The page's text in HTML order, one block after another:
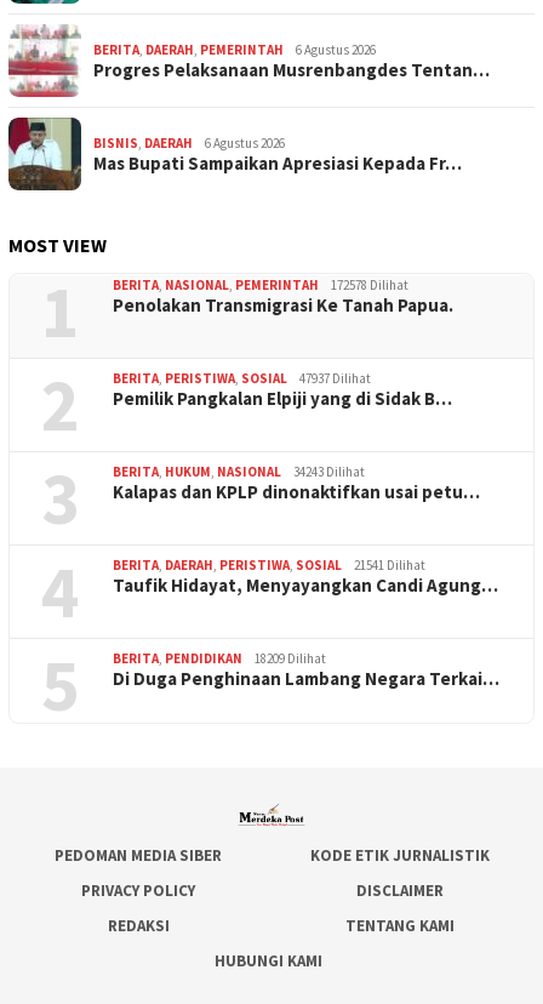
BERITA, DAERAH, PEMERINTAH 6 Agustus 2026
Progres Pelaksanaan Musrenbangdes Tentan…
BISNIS, DAERAH 6 Agustus 2026
Mas Bupati Sampaikan Apresiasi Kepada Fr…
MOST VIEW
1 BERITA, NASIONAL, PEMERINTAH 172578 Dilihat
Penolakan Transmigrasi Ke Tanah Papua.
2 BERITA, PERISTIWA, SOSIAL 47937 Dilihat
Pemilik Pangkalan Elpiji yang di Sidak B…
3 BERITA, HUKUM, NASIONAL 34243 Dilihat
Kalapas dan KPLP dinonaktifkan usai petu…
4 BERITA, DAERAH, PERISTIWA, SOSIAL 21541 Dilihat
Taufik Hidayat, Menyayangkan Candi Agung…
5 BERITA, PENDIDIKAN 18209 Dilihat
Di Duga Penghinaan Lambang Negara Terkai…
PEDOMAN MEDIA SIBER
KODE ETIK JURNALISTIK
PRIVACY POLICY
DISCLAIMER
REDAKSI
TENTANG KAMI
HUBUNGI KAMI